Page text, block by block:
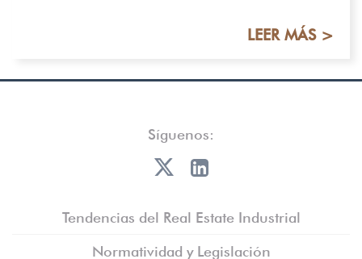
LEER MÁS >
Síguenos:
Tendencias del Real Estate Industrial
Normatividad y Legislación